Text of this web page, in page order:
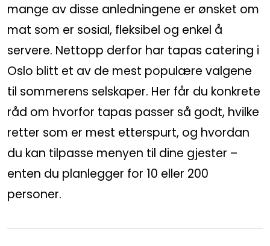
mange av disse anledningene er ønsket om
mat som er sosial, fleksibel og enkel å
servere. Nettopp derfor har tapas catering i
Oslo blitt et av de mest populære valgene
til sommerens selskaper. Her får du konkrete
råd om hvorfor tapas passer så godt, hvilke
retter som er mest etterspurt, og hvordan
du kan tilpasse menyen til dine gjester –
enten du planlegger for 10 eller 200
personer.
Overtidsmat
Koldtbord
Lunsjtallerkener
Selskapsmeny
Drikkevarer